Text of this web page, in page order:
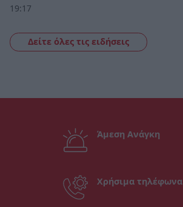
19:17
Δείτε όλες τις ειδήσεις
Άμεση Ανάγκη
Χρήσιμα τηλέφωνα